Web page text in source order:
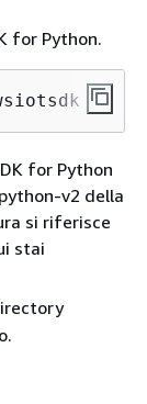
for Python.
for Python
v2 della
si riferisce
stai